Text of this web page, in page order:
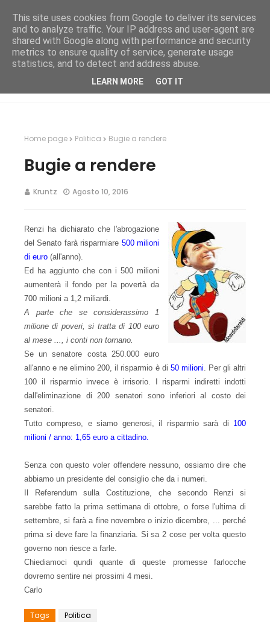
Home page Politica Bugie a rendere
Bugie a rendere
Kruntz Agosto 10, 2016
Renzi ha dichiarato che l'abrogazione
del Senato farà risparmiare 500 milioni
di euro (all'anno).
Ed ha aggiunto che con i 500 milioni
aumenterà il fondo per la povertà da
700 milioni a 1,2 miliardi.
A parte che se considerassimo 1
milione di poveri, si tratta di 100 euro
al mese ..., i conti non tornano.
Se un senatore costa 250.000 euro
all'anno e ne elimino 200, il risparmio è di 50 milioni. Per gli altri
100 il risparmio invece è irrisorio. I risparmi indiretti indotti
dall'eliminazione di 200 senatori sono inferiori al costo dei
senatori.
Tutto compreso, e siamo generosi, il risparmio sarà di 100
milioni / anno: 1,65 euro a cittadino.
Senza con questo voler offendere nessuno, ossiamo dire che
abbiamo un presidente del consiglio che da i numeri.
Il Referendum sulla Costituzione, che secondo Renzi si
sarebbe fatto la prima settimana di ottobre, o forse l'ultima di
settembre, si farà a fine novembre o inizio dicembre, ... perché
prima si deve fare la finanziaria. Si sa 2 cose per volta questo
governo non riesce a farle.
Chiediamoci qundi quante di queste promesse farlocche
dovremo sentire nei prossimi 4 mesi.
Carlo
Tags Politica
This site uses cookies from Google to deliver its services
and to analyze traffic. Your IP address and user-agent are
shared with Google along with performance and security
metrics to ensure quality of service, generate usage
statistics, and to detect and address abuse.
LEARN MORE GOT IT